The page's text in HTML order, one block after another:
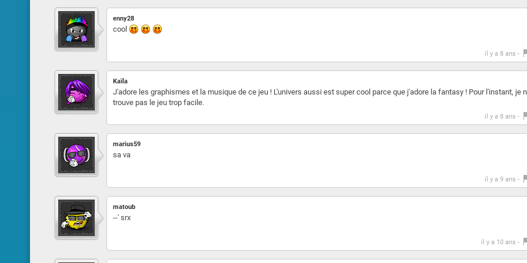
enny28
cool
il y a 8 ans -
Kaïla
J'adore les graphismes et la musique de ce jeu ! L'univers aussi est super cool parce que j'adore la fantasy ! Pour l'instant, je
trouve pas le jeu trop facile.
il y a 8 ans -
marius59
sa va
il y a 9 ans -
matoub
--' srx
il y a 10 ans -